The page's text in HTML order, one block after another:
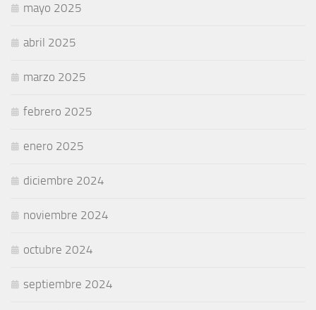
mayo 2025
abril 2025
marzo 2025
febrero 2025
enero 2025
diciembre 2024
noviembre 2024
octubre 2024
septiembre 2024